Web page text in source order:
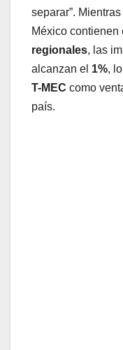
separar”.
México contienen
regionales, las
alcanzan el 1%,
T-MEC como
país.